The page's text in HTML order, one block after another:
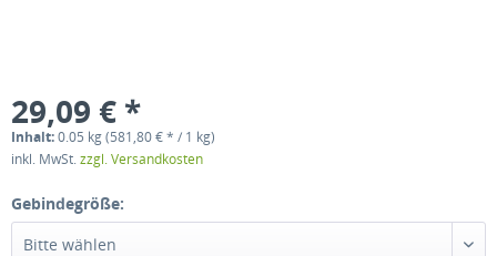
29,09 € *
Inhalt:0.05 kg (581,80 € * / 1 kg)
inkl. MwSt.zzgl. Versandkosten
Gebindegröße:
Bitte wählen